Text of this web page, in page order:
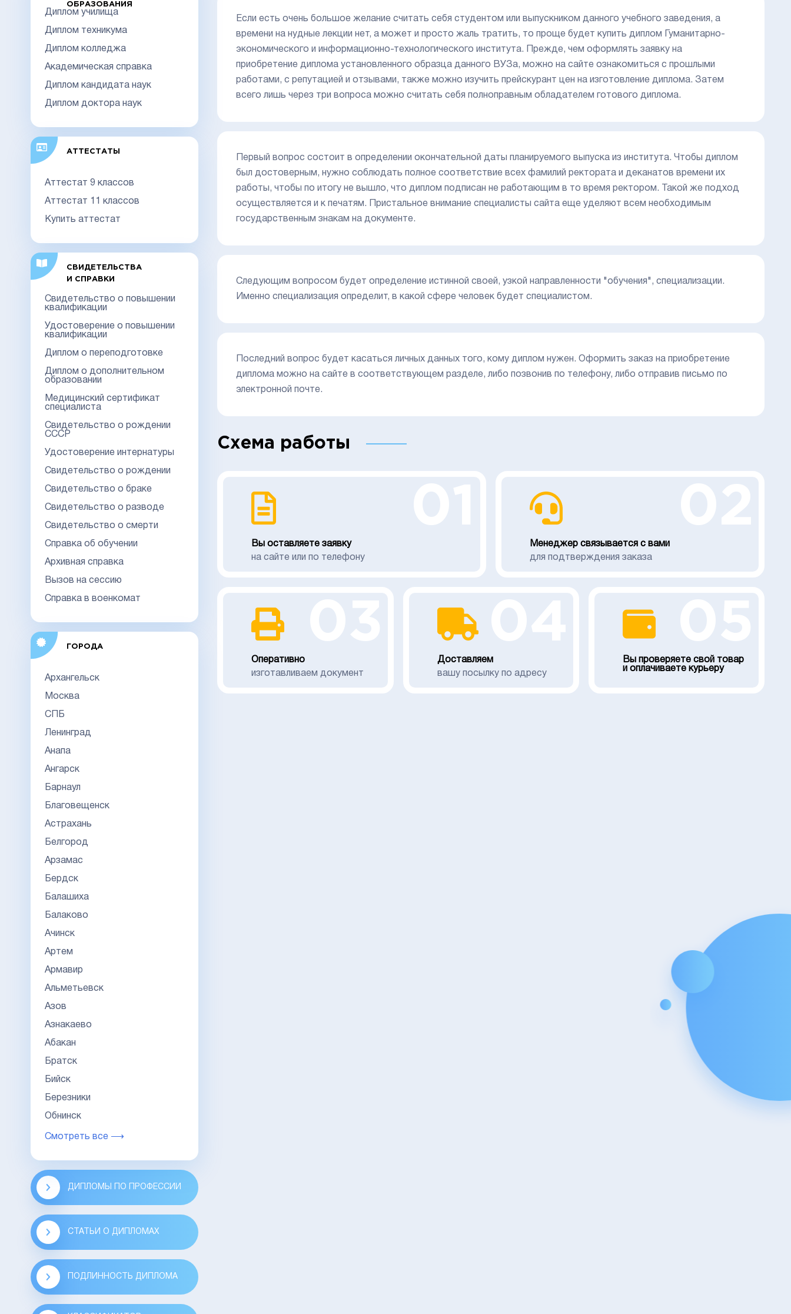
ОБРАЗОВАНИЯ
Диплом училища
Диплом техникума
Диплом колледжа
Академическая справка
Диплом кандидата наук
Диплом доктора наук
АТТЕСТАТЫ
Аттестат 9 классов
Аттестат 11 классов
Купить аттестат
СВИДЕТЕЛЬСТВА
И СПРАВКИ
Свидетельство о повышении
квалификации
Удостоверение о повышении
квалификации
Диплом о переподготовке
Диплом о дополнительном
образовании
Медицинский сертификат
специалиста
Свидетельство о рождении
СССР
Удостоверение интернатуры
Свидетельство о рождении
Свидетельство о браке
Свидетельство о разводе
Свидетельство о смерти
Справка об обучении
Архивная справка
Вызов на сессию
Справка в военкомат
ГОРОДА
Архангельск
Москва
СПБ
Ленинград
Анапа
Ангарск
Барнаул
Благовещенск
Астрахань
Белгород
Арзамас
Бердск
Балашиха
Балаково
Ачинск
Артем
Армавир
Альметьевск
Азов
Азнакаево
Абакан
Братск
Бийск
Березники
Обнинск
Смотреть все ⟶
ДИПЛОМЫ ПО ПРОФЕССИИ
СТАТЬИ О ДИПЛОМАХ
ПОДЛИННОСТЬ ДИПЛОМА
Если есть очень большое желание считать себя студентом или выпускником данного учебного заведения, а
времени на нудные лекции нет, а может и просто жаль тратить, то проще будет купить диплом Гуманитарно-
экономического и информационно-технологического института. Прежде, чем оформлять заявку на
приобретение диплома установленного образца данного ВУЗа, можно на сайте ознакомиться с прошлыми
работами, с репутацией и отзывами, также можно изучить прейскурант цен на изготовление диплома. Затем
всего лишь через три вопроса можно считать себя полноправным обладателем готового диплома.
Первый вопрос состоит в определении окончательной даты планируемого выпуска из института. Чтобы диплом
был достоверным, нужно соблюдать полное соответствие всех фамилий ректората и деканатов времени их
работы, чтобы по итогу не вышло, что диплом подписан не работающим в то время ректором. Такой же подход
осуществляется и к печатям. Пристальное внимание специалисты сайта еще уделяют всем необходимым
государственным знакам на документе.
Следующим вопросом будет определение истинной своей, узкой направленности "обучения", специализации.
Именно специализация определит, в какой сфере человек будет специалистом.
Последний вопрос будет касаться личных данных того, кому диплом нужен. Оформить заказ на приобретение
диплома можно на сайте в соответствующем разделе, либо позвонив по телефону, либо отправив письмо по
электронной почте.
Схема работы
Вы оставляете заявку
на сайте или по телефону
Менеджер связывается с вами
для подтверждения заказа
Оперативно
изготавливаем документ
Доставляем
вашу посылку по адресу
Вы проверяете свой товар
и оплачиваете курьеру